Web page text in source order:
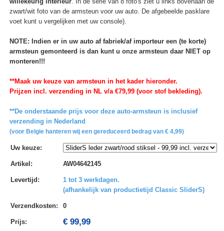
zwart/wit foto van de armsteun voor uw auto. De afgebeelde pasklare
voet kunt u vergelijken met uw console).
NOTE: Indien er in uw auto af fabriek/af importeur een (te korte)
armsteun gemonteerd is dan kunt u onze armsteun daar NIET op
monteren!!!
**Maak uw keuze van armsteun in het kader hieronder.
Prijzen incl. verzending in NL v/a €79,99 (voor stof bekleding).
**De onderstaande prijs voor deze auto-armsteun is inclusief
verzending in Nederland
(voor Belgie hanteren wij een gereduceerd bedrag van € 4,99)
Uw keuze:
Artikel : AW04642145
Levertijd :
1 tot 3 werkdagen.
(afhankelijk van productietijd Classic SliderS)
Verzendkosten: 0
Prijs: € 99,99